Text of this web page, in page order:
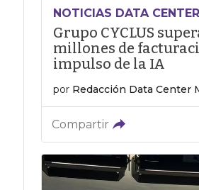
NOTICIAS DATA CENTER
Grupo CYCLUS
millones de
impulso de la IA
por Redacción Data Center
Compartir